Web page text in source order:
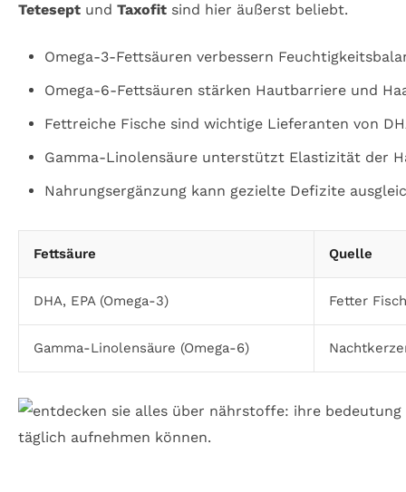
Tetesept und Taxofit sind hier äußerst beliebt.
Omega-3-Fettsäuren verbessern
Omega-6-Fettsäuren stärken Hautbarriere und
Fettreiche Fische sind wichtige Lieferanten von
Gamma-Linolensäure unterstützt Elastizität der
Nahrungsergänzung kann gezielte Defizite
Fettsäure Quelle
DHA, EPA (Omega-3) Fetter
Gamma-Linolensäure (Omega-6)